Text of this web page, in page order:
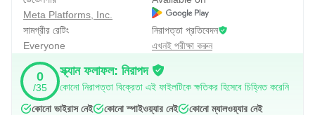
Meta Platforms, Inc.
সামগ্রীর রেটিং
Everyone
নিরাপত্তা প্রতিবেদন
এখনই পরীক্ষা করুন
0
/35
স্ক্যান ফলাফল: নিরাপদ
কোনো নিরাপত্তা বিক্রেতা এই ফাইলটিকে ক্ষতিকর হিসেবে চিহ্নিত করেনি
কোনো ভাইরাস নেই
কোনো স্পাইওয়্যার নেই
কোনো ম্যালওয়্যার নেই